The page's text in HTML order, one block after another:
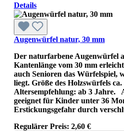
Details
Augenwürfel natur, 30 mm
Der naturfarbene Augenwürfel
Kantenlänge vom 30 mm
auch Senioren das Würfelspiel,
liegt. Größe des Holzswürfels
Altersempfehlung: ab 3 Jahre.
geeignet für Kinder unter 36
Erstickungsgefahr durch
Regulärer Preis: 2,60 €